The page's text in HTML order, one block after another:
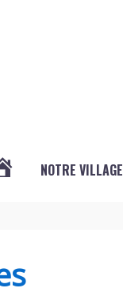
NOTRE VILLAGE